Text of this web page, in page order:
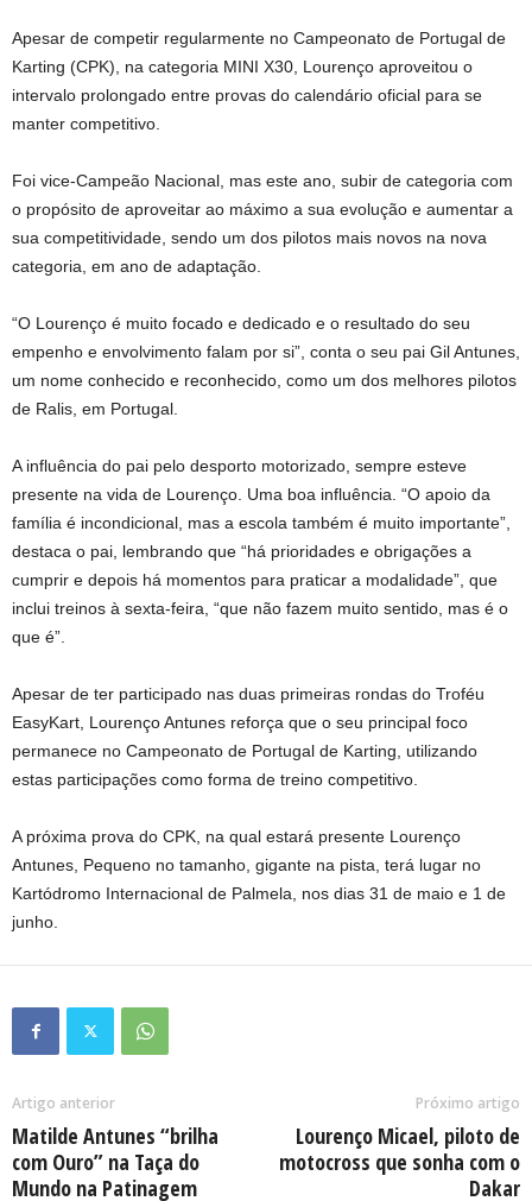
Apesar de competir regularmente no Campeonato de Portugal de
Karting (CPK), na categoria MINI X30, Lourenço aproveitou o
intervalo prolongado entre provas do calendário oficial para se
manter competitivo.
Foi vice-Campeão Nacional, mas este ano, subir de categoria com
o propósito de aproveitar ao máximo a sua evolução e aumentar a
sua competitividade, sendo um dos pilotos mais novos na nova
categoria, em ano de adaptação.
“O Lourenço é muito focado e dedicado e o resultado do seu
empenho e envolvimento falam por si”, conta o seu pai Gil Antunes,
um nome conhecido e reconhecido, como um dos melhores pilotos
de Ralis, em Portugal.
A influência do pai pelo desporto motorizado, sempre esteve
presente na vida de Lourenço. Uma boa influência. “O apoio da
família é incondicional, mas a escola também é muito importante”,
destaca o pai, lembrando que “há prioridades e obrigações a
cumprir e depois há momentos para praticar a modalidade”, que
inclui treinos à sexta-feira, “que não fazem muito sentido, mas é o
que é”.
Apesar de ter participado nas duas primeiras rondas do Troféu
EasyKart, Lourenço Antunes reforça que o seu principal foco
permanece no Campeonato de Portugal de Karting, utilizando
estas participações como forma de treino competitivo.
A próxima prova do CPK, na qual estará presente Lourenço
Antunes, Pequeno no tamanho, gigante na pista, terá lugar no
Kartódromo Internacional de Palmela, nos dias 31 de maio e 1 de
junho.
Artigo anterior
Matilde Antunes “brilha
com Ouro” na Taça do
Mundo na Patinagem
Próximo artigo
Lourenço Micael, piloto de
motocross que sonha com o
Dakar